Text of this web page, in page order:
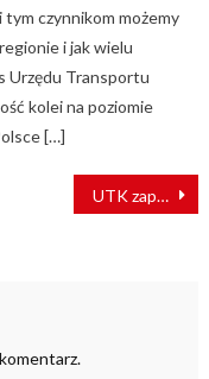
czynnikom możemy
i jak wielu
Urzędu Transportu
kolei na poziomie
[…]
UTK zaprezentował kolejne wytyczne dla jednostek notyfikowanych